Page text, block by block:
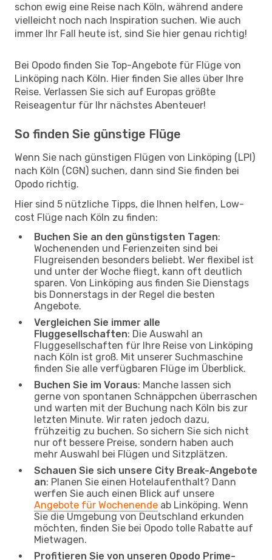
schon ewig eine Reise nach Köln, während andere
vielleicht noch nach Inspiration suchen. Wie auch
immer Ihr Fall heute ist, sind Sie hier genau richtig!
Bei Opodo finden Sie Top-Angebote für Flüge von
Linköping nach Köln. Hier finden Sie alles über Ihre
Reise. Verlassen Sie sich auf Europas größte
Reiseagentur für Ihr nächstes Abenteuer!
So finden Sie günstige Flüge
Wenn Sie nach günstigen Flügen von Linköping (LPI)
nach Köln (CGN) suchen, dann sind Sie finden bei
Opodo richtig.
Hier sind 5 nützliche Tipps, die Ihnen helfen, Low-
cost Flüge nach Köln zu finden:
Buchen Sie an den günstigsten Tagen:
Wochenenden und Ferienzeiten sind bei
Flugreisenden besonders beliebt. Wer flexibel ist
und unter der Woche fliegt, kann oft deutlich
sparen. Von Linköping aus finden Sie Dienstags
bis Donnerstags in der Regel die besten
Angebote.
Vergleichen Sie immer alle
Fluggesellschaften: Die Auswahl an
Fluggesellschaften für Ihre Reise von Linköping
nach Köln ist groß. Mit unserer Suchmaschine
finden Sie alle verfügbaren Flüge im Überblick.
Buchen Sie im Voraus: Manche lassen sich
gerne von spontanen Schnäppchen überraschen
und warten mit der Buchung nach Köln bis zur
letzten Minute. Wir raten jedoch dazu,
frühzeitig zu buchen. So sichern Sie sich nicht
nur oft bessere Preise, sondern haben auch
mehr Auswahl bei Flügen und Sitzplätzen.
Schauen Sie sich unsere City Break-Angebote
an: Planen Sie einen Hotelaufenthalt? Dann
werfen Sie auch einen Blick auf unsere
Angebote für Wochenende ab Linköping. Wenn
Sie die Umgebung von Deutschland erkunden
möchten, finden Sie bei Opodo tolle Rabatte auf
Mietwagen.
Profitieren Sie von unseren Opodo Prime-